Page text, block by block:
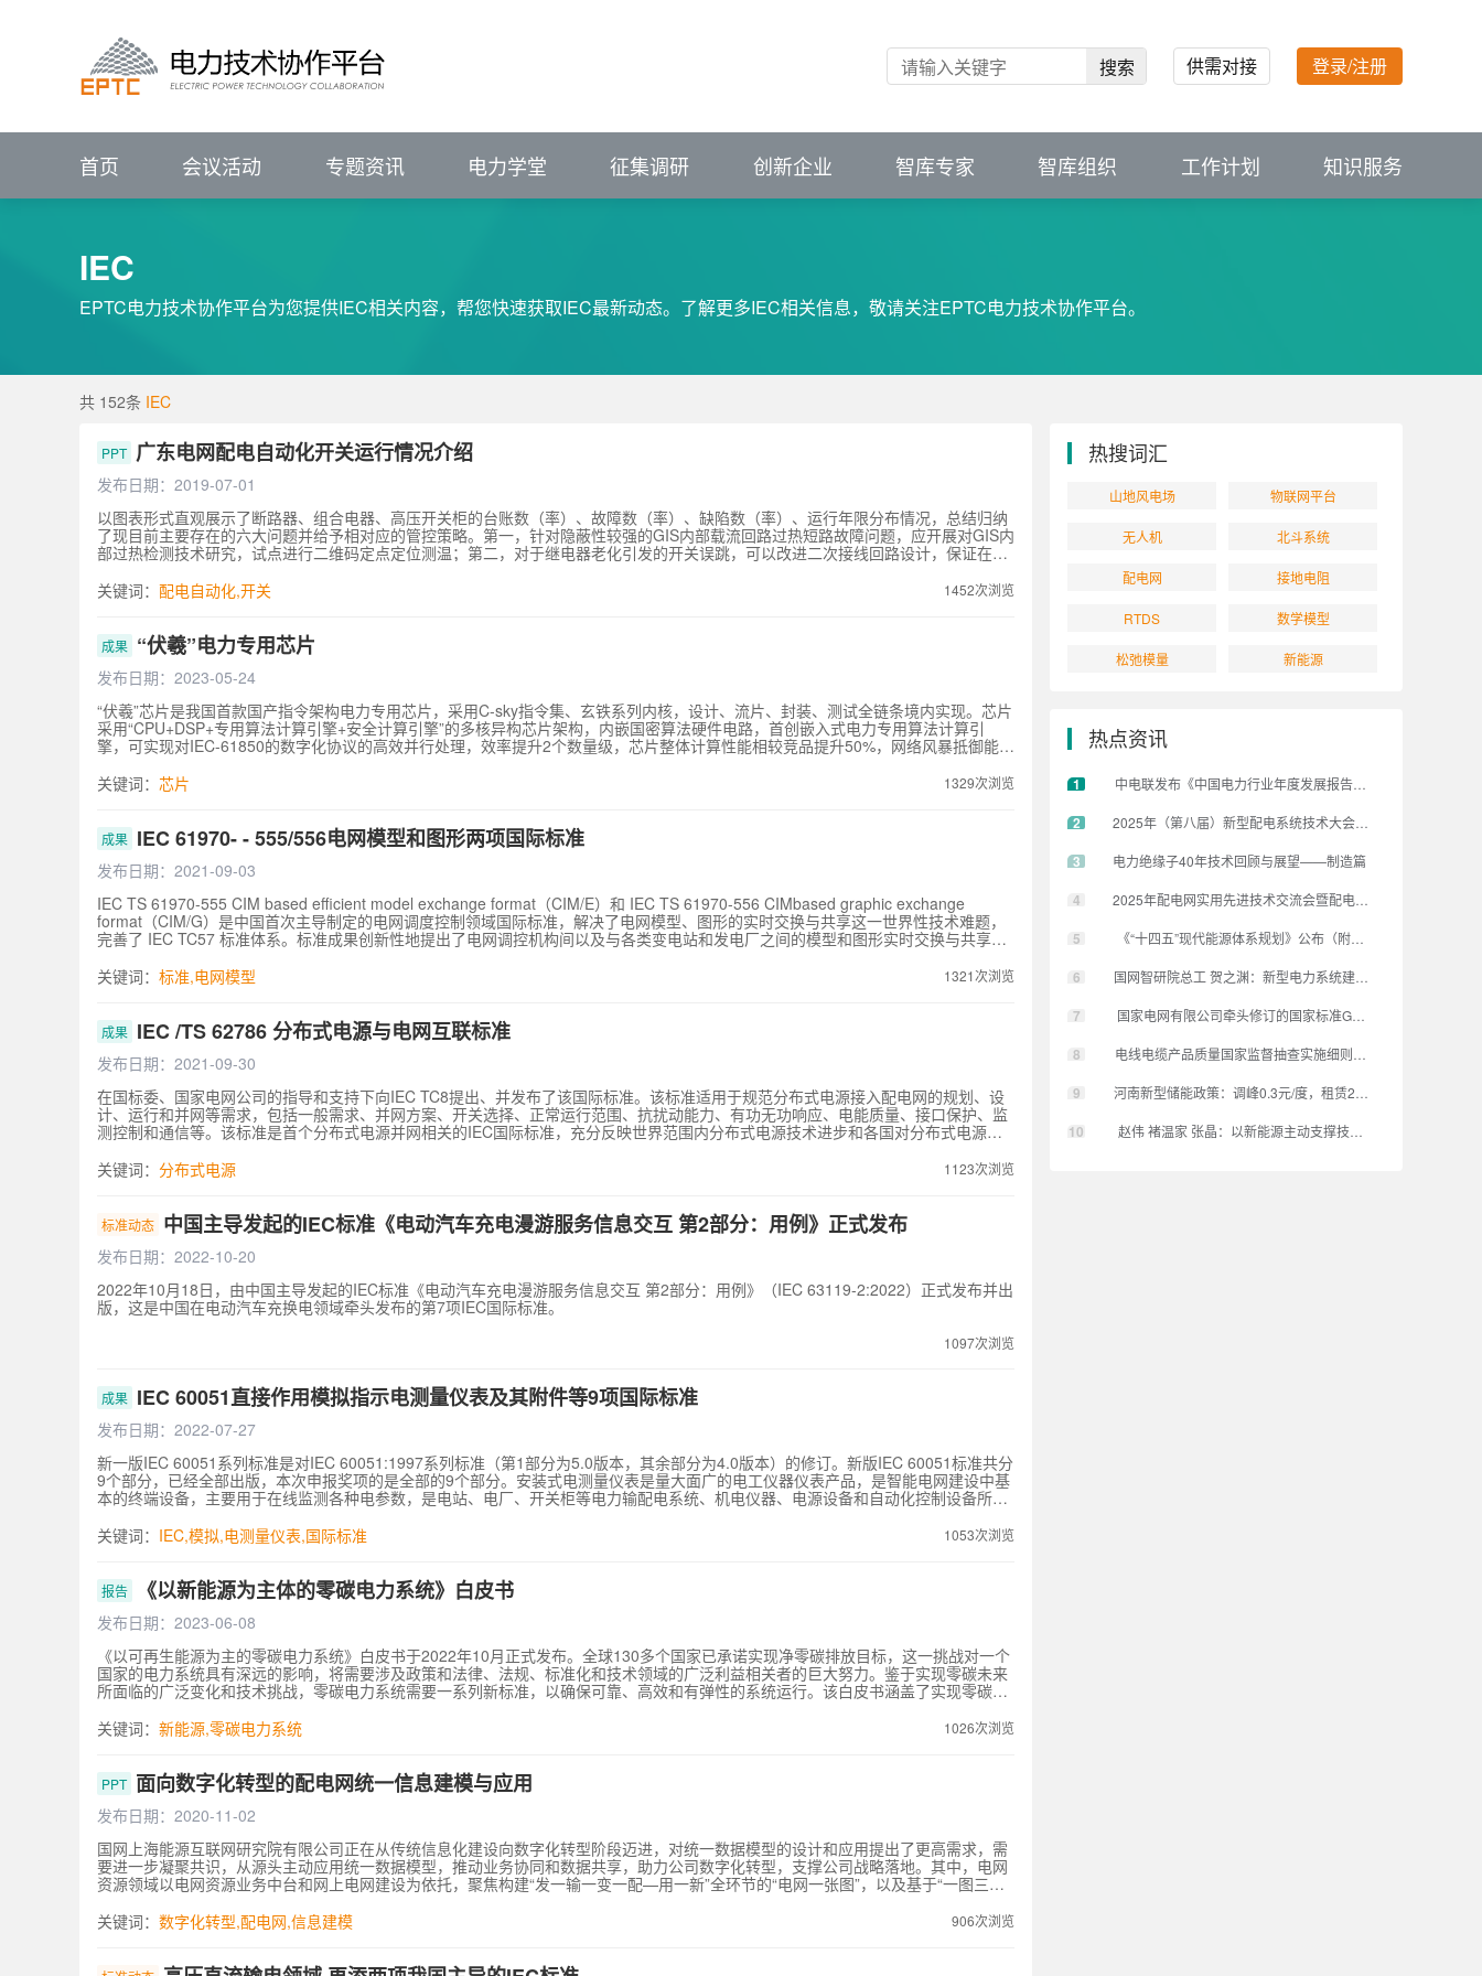
集需求库、成果库、专家库于一体的协同创新平台
IEEE PES China Satellite Technical Committee - Transmission & Distribution
IEEE PES China Satellite Technical Committee - Power System Communications and Cybersecurity
电力技术协作平台
新闻资讯
促进专业技术发展
电力专题
搜索 供需对接 登录/注册
首页 会议活动 专题资讯 电力学堂 征集调研 创新企业 智库专家 智库组织 工作计划 知识服务
IEC
EPTC电力技术协作平台为您提供IEC相关内容，帮您快速获取IEC最新动态。了解更多IEC相关信息，敬请关注EPTC电力技术协作平台。
共 152条 IEC
PPT 广东电网配电自动化开关运行情况介绍
发布日期：2019-07-01
以图表形式直观展示了断路器、组合电器、高压开关柜的台账数（率）、故障数（率）、缺陷数（率）、运行年限分布情况，总结归纳
了现目前主要存在的六大问题并给予相对应的管控策略。第一，针对隐蔽性较强的GIS内部载流回路过热短路故障问题，应开展对GIS内
部过热检测技术研究，试点进行二维码定点定位测温；第二，对于继电器老化引发的开关误跳，可以改进二次接线回路设计，保证在断
况下，可收集机械测试数据，开展机构状态的专项评估，研究并提出机构的运维检修策略；第四，多重雷击引发的断路器击穿问题，可
通过研究多重雷击下断路器的运行工况，推进IEC工作组修编断路器多重雷击下技术要求和试验方法；第五，针对隔离开关机构、载流
风险，可制定滤波器断路器的反措，提高断路器的技术参数和试验要求，加强断路器厂内装配工艺环节的技术监督。
关键词： 配电自动化,开关 1452次浏览
成果 “伏羲”电力专用芯片
发布日期：2023-05-24
“伏羲”芯片是我国首款国产指令架构电力专用芯片，采用C-sky指令集、玄铁系列内核，设计、流片、封装、测试全链条境内实现。芯片
采用“CPU+DSP+专用算法计算引擎+安全计算引擎”的多核异构芯片架构，内嵌国密算法硬件电路，首创嵌入式电力专用算法计算引
擎，可实现对IEC-61850的数字化协议的高效并行处理，效率提升2个数量级，芯片整体计算性能相较竞品提升50%，网络风暴抵御能力
证并规模化应用。
关键词： 芯片 1329次浏览
成果 IEC 61970- - 555/556电网模型和图形两项国际标准
发布日期：2021-09-03
IEC TS 61970-555 CIM based efficient model exchange format（CIM/E）和 IEC TS 61970-556 CIMbased graphic exchange
format（CIM/G）是中国首次主导制定的电网调度控制领域国际标准，解决了电网模型、图形的实时交换与共享这一世界性技术难题，
完善了 IEC TC57 标准体系。标准成果创新性地提出了电网调控机构间以及与各类变电站和发电厂之间的模型和图形实时交换与共享技
述的规范性和高效性的统一；首次提出了高效电网图形实时交换技术规范，实现了电网图形描述的规范性和互补性的统一。 在国家质检
总局质检公益性行业科研专项、核高基和国家 863 等项目的支持下，联合 20 多家单位开展攻关，项目取得了一系列具有自主知识产权
体国际领先水平。标准成果与国际同类标准相比，CIM/E 模型处理效率提高近百倍，CIM/G 图形解析效率提高约 20 倍，为欧洲和北美
等世界各地调度机构之间实现大电网实时在线协调控制提供了新的技术路径。标准成果与国际同类标准相比，适用范围更广、应用规模
更大、实时性更好。 作为 IEC TC57 标准体系中的核心标准，标准成果已被其它国际标准所引用；两项标准已成为相关国际市场招投标
机构和 403 个（占比 78%）地级调控机构部署应用，并逐步推广到县调、配调、变电站和发电厂。同时，在轨道交通、石化石油、水
利枢纽、新能源控制等工业控制领域得到广泛应用。
关键词： 标准,电网模型 1321次浏览
成果 IEC /TS 62786 分布式电源与电网互联标准
发布日期：2021-09-30
在国标委、国家电网公司的指导和支持下向IEC TC8提出、并发布了该国际标准。该标准适用于规范分布式电源接入配电网的规划、设
计、运行和并网等需求，包括一般需求、并网方案、开关选择、正常运行范围、抗扰动能力、有功无功响应、电能质量、接口保护、监
测控制和通信等。该标准是首个分布式电源并网相关的IEC国际标准，充分反映世界范围内分布式电源技术进步和各国对分布式电源的
布主要意义在于：以此标准为基础，构建了国际电工委员会分布式电源并网标准体系，解决IEC相关标准不一致的难题；该标准反映了
分布式电源并网的最新技术发展和并网准则，将极大提升我国分布式电源并网技术水平，促进分布式电源产品的国际贸易；成立了IEC
解决分布式电源类型多、技术发展快、标准复杂度高、不同国家和团体标准规定和诉求异同等诸多难点，主要创新点如下：提出了以响
应时间为主要参数的分布式电源中低压动态无功支撑能力的技术要求，解决了分布式电源无功特性各异与配电网无功电压调整需求的矛
盾；首次提出了接入中压配电网的分布式电源高电压穿越的技术要求，解决了配电网的过电压导致分布式电源频繁脱网的难题；提出了
准发布后，欧盟和意大利、法国等采用该标准并进行了相应标准的修订，主要技术规定与本标准一致。美国IEEE 1547分布式电源互联
技术标准与本标准的差异主要是：本标准对分布式电源并网容量和频率适应性规定较IEEE1547适应性更好；本标准对一定容量的分布
了全面规定；受本标准工作组范围限制，只对通信接口和接口安全性提出了技术要求，未涉及信息模型。截止到2018年底，本标准的制
关键词： 分布式电源 1123次浏览
标准动态 中国主导发起的IEC标准《电动汽车充电漫游服务信息交互 第2部分：用例》正式发布
发布日期：2022-10-20
2022年10月18日，由中国主导发起的IEC标准《电动汽车充电漫游服务信息交互 第2部分：用例》（IEC 63119-2:2022）正式发布并出
版，这是中国在电动汽车充换电领域牵头发布的第7项IEC国际标准。
1097次浏览
成果 IEC 60051直接作用模拟指示电测量仪表及其附件等9项国际标准
发布日期：2022-07-27
新一版IEC 60051系列标准是对IEC 60051:1997系列标准（第1部分为5.0版本，其余部分为4.0版本）的修订。新版IEC 60051标准共分
9个部分，已经全部出版，本次申报奖项的是全部的9个部分。安装式电测量仪表是量大面广的电工仪器仪表产品，是智能电网建设中基
本的终端设备，主要用于在线监测各种电参数，是电站、电厂、开关柜等电力输配电系统、机电仪器、电源设备和自动化控制设备所必
术和用户需求,规范直接作用模拟指示电测量仪表的技术规范和安全要求，并提出相应的试验方法。 本标准的主要工作内容包括：针对
直接作用模拟指示电测量仪表系列产品的技术规范及性能、检验方法，在国际层面上统一性能要求和检验方法。比较前版，结合目前技
类，用“不确定度”的概念代替“误差”的概念，增加了不合格分类及其检验规则。
关键词： IEC,模拟,电测量仪表,国际标准 1053次浏览
报告 《以新能源为主体的零碳电力系统》白皮书
发布日期：2023-06-08
《以可再生能源为主的零碳电力系统》白皮书于2022年10月正式发布。全球130多个国家已承诺实现净零碳排放目标，这一挑战对一个
国家的电力系统具有深远的影响，将需要涉及政策和法律、法规、标准化和技术领域的广泛利益相关者的巨大努力。鉴于实现零碳未来
所面临的广泛变化和技术挑战，零碳电力系统需要一系列新标准，以确保可靠、高效和有弹性的系统运行。该白皮书涵盖了实现零碳未
标11、目标12和目标13保持一致，为确保能源系统、平台、设备和市场在零碳电力系统中高效运作发挥关键作用。
关键词： 新能源,零碳电力系统 1026次浏览
PPT 面向数字化转型的配电网统一信息建模与应用
发布日期：2020-11-02
国网上海能源互联网研究院有限公司正在从传统信息化建设向数字化转型阶段迈进，对统一数据模型的设计和应用提出了更高需求，需
要进一步凝聚共识，从源头主动应用统一数据模型，推动业务协同和数据共享，助力公司数字化转型，支撑公司战略落地。其中，电网
资源领域以电网资源业务中台和网上电网建设为依托，聚焦构建“发一输一变一配—用一新”全环节的“电网一张图”，以及基于“一图三态”
资产域、综合域等。国网公司配网模型通过在两系统一平台模型建设、配电物联网模型建设、电网资源业务中台模型建设等方面已开展
多项建设工作，从标准体系、技术体系、产品体系三方面完成统一信息模型成果积累。实现电网数据深度融合、业务系统协同交互、业
关键词： 数字化转型,配电网,信息建模 906次浏览
热搜词汇
山地风电场 物联网平台
无人机 北斗系统
配电网 接地电阻
RTDS 数学模型
松弛模量 新能源
热点资讯
1 中电联发布《中国电力行业年度发展报告2025》
2 2025年（第八届）新型配电系统技术大会在京隆重召开
3 电力绝缘子40年技术回顾与展望——制造篇
4 2025年配电网实用先进技术交流会暨配电网故障处置及保护技
5 《“十四五”现代能源体系规划》公布（附文件下载）
6 国网智研院总工 贺之渊：新型电力系统建设倒逼电网技术加快
7 国家电网有限公司牵头修订的国家标准GB/T 28583-2025《供
8 电线电缆产品质量国家监督抽查实施细则（2022年版）发布
9 河南新型储能政策：调峰0.3元/度，租赁200元/度·年，用户侧
10 赵伟 褚温家 张晶：以新能源主动支撑技术 推动构建新型电力